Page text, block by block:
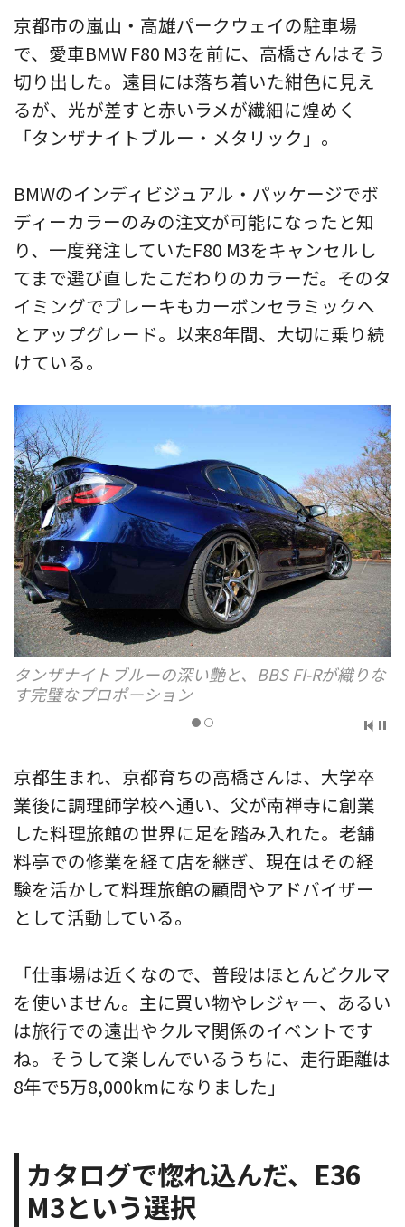
京都市の嵐山・高雄パークウェイの駐車場
で、愛車BMW F80 M3を前に、高橋さんはそう
切り出した。遠目には落ち着いた紺色に見え
るが、光が差すと赤いラメが繊細に煌めく
「タンザナイトブルー・メタリック」。
BMWのインディビジュアル・パッケージでボ
ディーカラーのみの注文が可能になったと知
り、一度発注していたF80 M3をキャンセルし
てまで選び直したこだわりのカラーだ。そのタ
イミングでブレーキもカーボンセラミックへ
とアップグレード。以来8年間、大切に乗り続
けている。
タンザナイトブルーの深い艶と、BBS FI-Rが織りな
す完璧なプロポーション
京都生まれ、京都育ちの高橋さんは、大学卒
業後に調理師学校へ通い、父が南禅寺に創業
した料理旅館の世界に足を踏み入れた。老舗
料亭での修業を経て店を継ぎ、現在はその経
験を活かして料理旅館の顧問やアドバイザー
として活動している。
「仕事場は近くなので、普段はほとんどクルマ
を使いません。主に買い物やレジャー、あるい
は旅行での遠出やクルマ関係のイベントです
ね。そうして楽しんでいるうちに、走行距離は
8年で5万8,000kmになりました」
カタログで惚れ込んだ、E36
M3という選択